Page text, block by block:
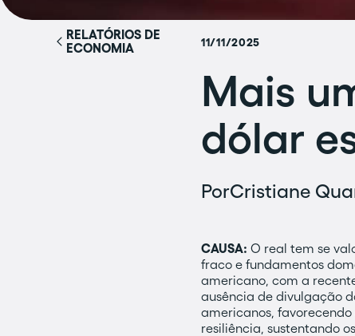
RELATÓRIOS DE
ECONOMIA
11/11/2025
Mais
dólar
PorCristiane
CAUSA: O real tem se
fraco e fundamentos
americano, com a
ausência de divulgação
americanos,
resiliência, sustentando